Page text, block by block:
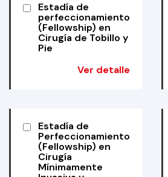
Estadía de
perfeccionamiento
(Fellowship) en
Cirugía de Tobillo y
Pie
Ver detalle
Estadía de
Perfeccionamiento
(Fellowship) en
Cirugía
Mínimamente